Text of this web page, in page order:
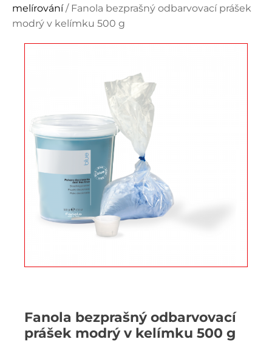
melírování/ Fanola bezprašný odbarvovací prášek
modrý v kelímku 500 g
Fanola bezprašný odbarvovací
prášek modrý v kelímku 500 g